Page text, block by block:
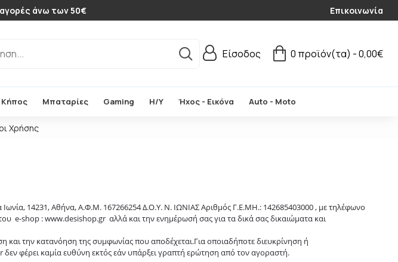
άνω των 50€ Επικοινωνία
Είσοδος 0 προϊόν(τα) - 0,00€
Κήπος Μπαταρίες Gaming Η/Υ Ήχος - Εικόνα Auto - Moto
Χρήσης
14231, Αθήνα, Α.Φ.Μ. 167266254 Δ.Ο.Υ. N. ΙΩΝΙΑΣ Αριθμός Γ.Ε.ΜΗ.: 142685403000, με τηλέφωνο
e-shop : www.desishop.gr αλλά και την ενημέρωσή σας για τα δικά σας δικαιώματα και
την κατανόηση της συμφωνίας που αποδέχεται.Για οποιαδήποτε διευκρίνηση ή
φέρει καμία ευθύνη εκτός εάν υπάρξει γραπτή ερώτηση από τον αγοραστή.